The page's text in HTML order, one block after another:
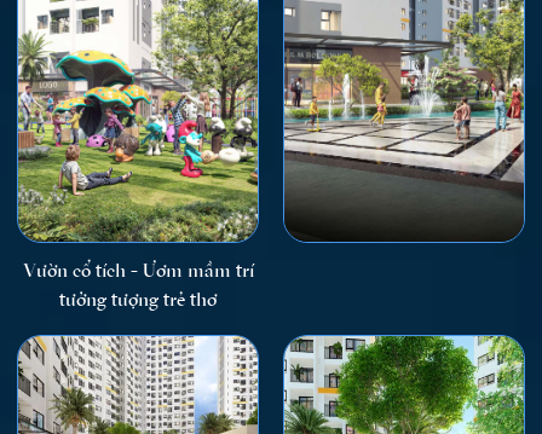
Vườn cổ tích - Ươm mầm trí
tưởng tượng trẻ thơ